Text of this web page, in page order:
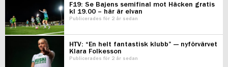
F19: Se Bajens semifinal mot Häcken gratis
kl 19.00 – här är elvan
Publicerades för 2 år sedan
HTV: “En helt fantastisk klubb” — nyförvärvet
Klara Folkesson
Publicerades för 2 år sedan